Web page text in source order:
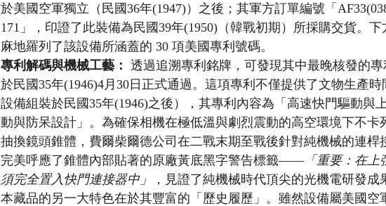
於美國空軍獨立（民國36年(1947)）之後；其軍方訂單編號「
171」，印證了此裝備為民國39年(1950)（韓戰初期）所採購交貨。下
麻地羅列了該設備所涵蓋的 30 項美國專利號碼。
專利解碼與機械工藝： 透過追溯專利銘牌，可發現其中最晚核發的專
於民國35年(1946)4月30日正式通過。這項專利不僅提供了文物生產
設備組裝於民國35年(1946)之後），其專利內容為「高速快門驅動與
動與防呆設計」。為確保相機在極低溫與劇烈震動的高空環境下不卡
抽換鏡頭錐體，費爾柴爾德公司在二戰末期至戰後針對純機械的連桿
完美呼應了錐體內部貼著的原廠黃底黑字警告標籤——「重要：在上
須完全置入快門連接器中」
，見證了純機械時代頂尖的光機電研發成
本藏品的另一大特色在於其豐富的「歷史履歷」。雖然設備屬美國空